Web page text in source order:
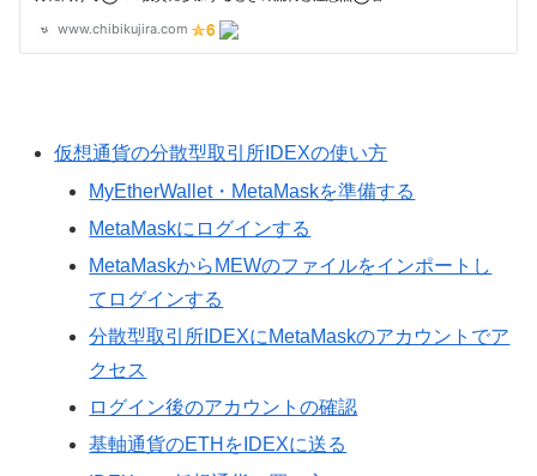
仮想通貨の分散型取引所IDEXの使い方
MyEtherWallet・MetaMaskを準備する
MetaMaskにログインする
MetaMaskからMEWのファイルをインポートし
てログインする
分散型取引所IDEXにMetaMaskのアカウントでア
クセス
ログイン後のアカウントの確認
基軸通貨のETHをIDEXに送る